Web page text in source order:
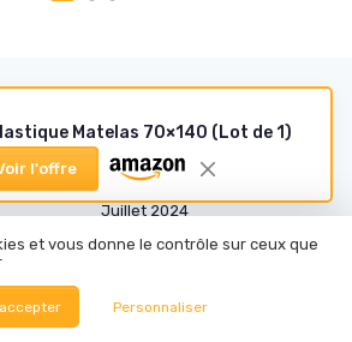
Matelas 70×140 (Lot de 1)
l'offre
date
Mai 2024
Juillet 2024
Septembre 2024
Janvier 2025
et vous donne le contrôle sur ceux que
Personnaliser